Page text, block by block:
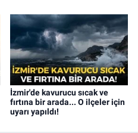
İzmir'de kavurucu sıcak ve
fırtına bir arada... O ilçeler için
uyarı yapıldı!